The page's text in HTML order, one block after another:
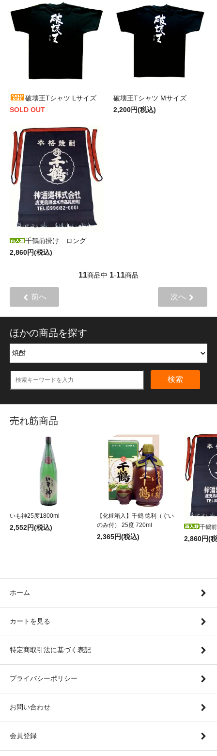
破壊王Tシャツ Lサイズ
SOLD OUT
破壊王Tシャツ Mサイズ
2,200円(税込)
千鶴前掛け ロング
2,860円(税込)
11商品中 1-11商品
前へ 次へ
ほかの商品を探す
検索
売れ筋商品
いも神25度1800ml
2,552円(税込)
【化粧箱入】千鶴 徳利（ぐい
のみ付） 25度 720ml
2,365円(税込)
千鶴
2,860円(
ホーム
カートを見る
特定商取引法に基づく表記
プライバシーポリシー
お問い合わせ
会員登録